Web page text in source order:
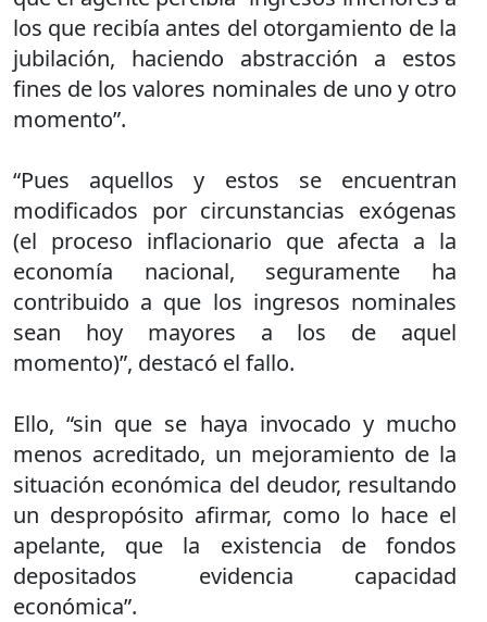
los que recibía antes del otorgamiento de la
jubilación, haciendo abstracción a estos
fines de los valores nominales de uno y otro
momento”.
“Pues aquellos y estos se encuentran
modificados por circunstancias exógenas
(el proceso inflacionario que afecta a la
economía nacional, seguramente ha
contribuido a que los ingresos nominales
sean hoy mayores a los de aquel
momento)”, destacó el fallo.
Ello, “sin que se haya invocado y mucho
menos acreditado, un mejoramiento de la
situación económica del deudor, resultando
un despropósito afirmar, como lo hace el
apelante, que la existencia de fondos
depositados evidencia capacidad
económica”.